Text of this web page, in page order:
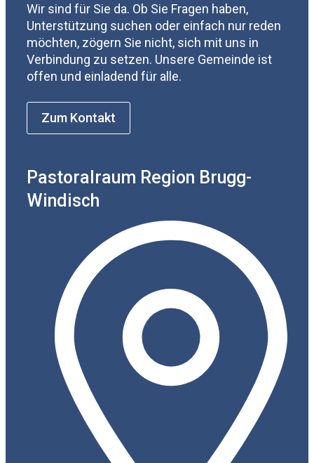
Wir sind für Sie da. Ob Sie Fragen haben,
Unterstützung suchen oder einfach nur reden
möchten, zögern Sie nicht, sich mit uns in
Verbindung zu setzen. Unsere Gemeinde ist
offen und einladend für alle.
Zum Kontakt
Pastoralraum Region Brugg-
Windisch